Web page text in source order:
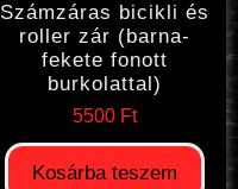
Számzáras bicikli és
roller zár (barna-
fekete fonott
burkolattal)
5500 Ft
Kosárba teszem